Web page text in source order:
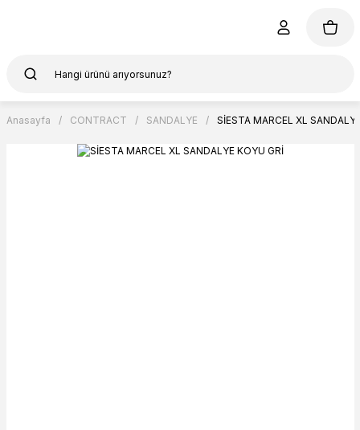
Anasayfa CONTRACT SANDALYE SİESTA MARCEL XL